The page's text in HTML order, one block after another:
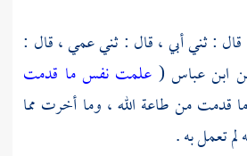
قال : ثني أبي ، قال : ثني عمي ، قال :
ابن عباس ( علمت نفس ما قدمت
قدمت من طاعة الله ، وما أخرت مما
تعمل به .